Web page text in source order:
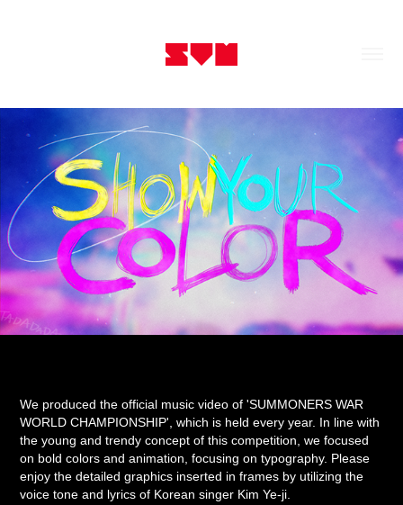
We produced the official music video of 'SUMMONERS WAR
WORLD CHAMPIONSHIP', which is held every year. In line with
the young and trendy concept of this competition, we focused
on bold colors and animation, focusing on typography. Please
enjoy the detailed graphics inserted in frames by utilizing the
voice tone and lyrics of Korean singer Kim Ye-ji.